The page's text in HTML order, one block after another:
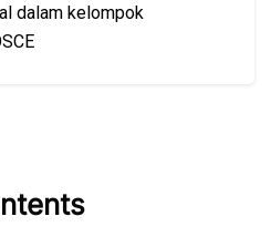
dalam kelompok